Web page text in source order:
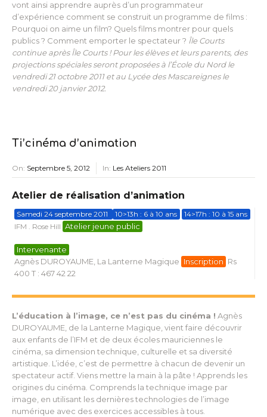
vont ainsi apprendre auprès d’un programmateur
d’expérience comment se construit un programme de films :
Pourquoi on aime un film? Quels films montrer pour quels
publics ? Comment emporter le spectateur ? Île Courts
continue après Île Courts ! Pour les élèves et leurs parents, des
projections spéciales seront proposées à l’École du Nord le
vendredi 21 octobre 2011 et au Lycée des Mascareignes le
vendredi 20 janvier 2012.
Ti’cinéma d’animation
On: Septembre 5, 2012 In: Les Ateliers 2011
Atelier de réalisation d’animation
Samedi 24 septembre 2011 10>13h : 6 à 10 ans
14>17h : 10 à 15 ans
IFM . Rose Hill Atelier jeune public
Intervenante
Agnès DUROYAUME, La Lanterne Magique Inscription Rs
400 T : 467 42 22
L’éducation à l’image, ce n’est pas du cinéma ! Agnès
DUROYAUME, de la Lanterne Magique, vient faire découvrir
aux enfants de l’IFM et de deux écoles mauriciennes le
cinéma, sa dimension technique, culturelle et sa diversité
artistique. L’idée, c’est de permettre à chacun de devenir un
spectateur actif. Viens mettre la main à la pâte ! Apprends les
origines du cinéma. Comprends la technique image par
image, en utilisant les dernières technologies de l’image
numérique avec des exercices accessibles à tous.